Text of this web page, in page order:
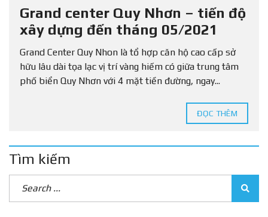
Grand center Quy Nhơn – tiến độ
xây dựng đến tháng 05/2021
Grand Center Quy Nhon là tổ hợp căn hộ cao cấp sở
hữu lâu dài tọa lạc vị trí vàng hiếm có giữa trung tâm
phố biển Quy Nhơn với 4 mặt tiền đường, ngay...
ĐỌC THÊM
Tìm kiếm